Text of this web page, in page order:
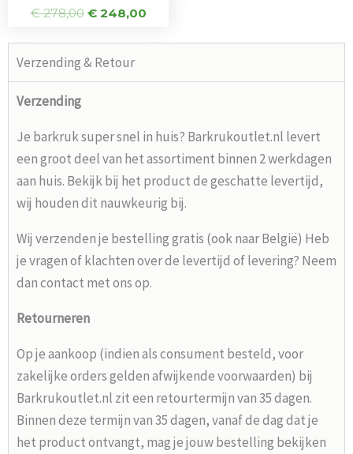
€278,00 €248,00
Verzending & Retour
Verzending
Je barkruk super snel in huis? Barkrukoutlet.nl levert
een groot deel van het assortiment binnen 2 werkdagen
aan huis. Bekijk bij het product de geschatte levertijd,
wij houden dit nauwkeurig bij.
Wij verzenden je bestelling gratis (ook naar België) Heb
je vragen of klachten over de levertijd of levering? Neem
dan contact met ons op.
Retourneren
Op je aankoop (indien als consument besteld, voor
zakelijke orders gelden afwijkende voorwaarden) bij
Barkrukoutlet.nl zit een retourtermijn van 35 dagen.
Binnen deze termijn van 35 dagen, vanaf de dag dat je
het product ontvangt, mag je jouw bestelling bekijken